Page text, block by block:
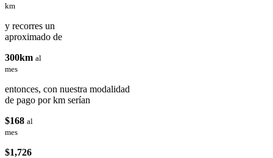
km
y recorres un
aproximado de
300km al
mes
entonces, con nuestra modalidad
de pago por km serían
$168 al
mes
$1,726